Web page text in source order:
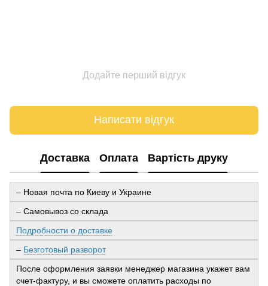
Додайте перший відгук
Написати відгук
Доставка Оплата Вартість друку
– Новая почта по Киеву и Украине
– Самовывоз со склада
Подробности о доставке
– Безготовый разворот
После оформления заявки менеджер магазина укажет вам
счет-фактуру, и вы сможете оплатить расходы по